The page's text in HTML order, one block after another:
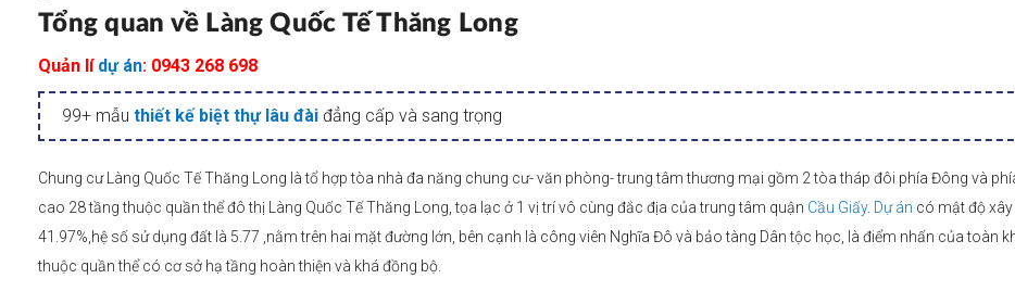
Tổng quan về Làng Quốc Tế Thăng Long
Quản lí dự án: 0943 268 698
99+ mẫuthiết kế biệt thự lâu đài đẳng cấp và sang trọng
Chung cư Làng Quốc Tế Thăng Long là tổ hợp tòa nhà đa năng chung cư- văn phòng- trung tâm thương mại gồm 2 tòa tháp đôi phía Đông và
cao 28 tầng thuộc quần thể đô thị Làng Quốc Tế Thăng Long, tọa lạc ở 1 vị trí vô cùng đắc địa của trung tâm quận Cầu Giấy. Dự án có mật độ xây
41.97%,hệ số sử dụng đất là 5.77 ,nằm trên hai mặt đường lớn, bên cạnh là công viên Nghĩa Đô và bảo tàng Dân tộc học, là điểm nhấn của toàn
thuộc quần thể có cơ sở hạ tầng hoàn thiện và khá đồng bộ.